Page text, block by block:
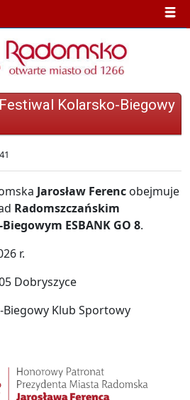
Kolarsko-Biegowy
Jarosław Ferenc obejmuje
Radomszczańskim
ESBANK GO 8.
r.
Dobryszyce
Klub Sportowy